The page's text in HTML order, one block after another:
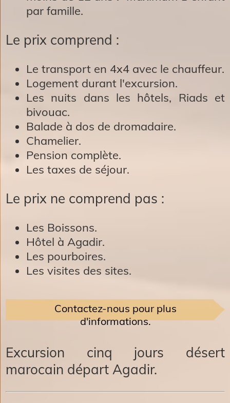
par famille.
Le prix comprend :
Le transport en 4x4 avec le chauffeur.
Logement durant l'excursion.
Les nuits dans les hôtels, Riads et
bivouac.
Balade à dos de dromadaire.
Chamelier.
Pension complète.
Les taxes de séjour.
Le prix ne comprend pas :
Les Boissons.
Hôtel à Agadir.
Les pourboires.
Les visites des sites.
​Contactez-nous pour plus
d'informations.
Excursion cinq jours désert
marocain départ Agadir.